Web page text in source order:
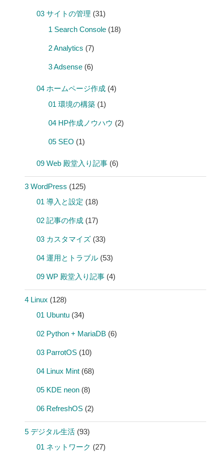
03 サイトの管理 (31)
1 Search Console (18)
2 Analytics (7)
3 Adsense (6)
04 ホームページ作成 (4)
01 環境の構築 (1)
04 HP作成ノウハウ (2)
05 SEO (1)
09 Web 殿堂入り記事 (6)
3 WordPress (125)
01 導入と設定 (18)
02 記事の作成 (17)
03 カスタマイズ (33)
04 運用とトラブル (53)
09 WP 殿堂入り記事 (4)
4 Linux (128)
01 Ubuntu (34)
02 Python + MariaDB (6)
03 ParrotOS (10)
04 Linux Mint (68)
05 KDE neon (8)
06 RefreshOS (2)
5 デジタル生活 (93)
01 ネットワーク (27)